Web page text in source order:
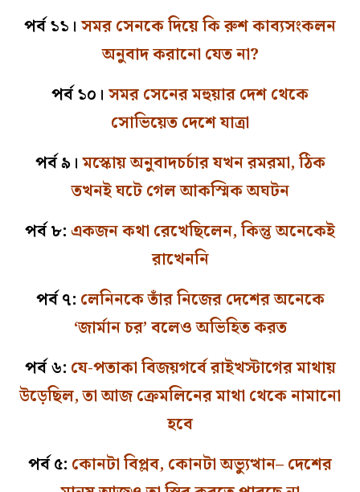
পর্ব ১১। সমর সেনকে দিয়ে কি রুশ কাব্যসংকলন
অনুবাদ করানো যেত না?
পর্ব ১০। সমর সেনের মহুয়ার দেশ থেকে
সোভিয়েত দেশে যাত্রা
পর্ব ৯।মস্কোয় অনুবাদচর্চার যখন রমরমা, ঠিক
তখনই ঘটে গেল আকস্মিক অঘটন
পর্ব ৮: একজন কথা রেখেছিলেন, কিন্তু অনেকেই
রাখেননি
পর্ব ৭: লেনিনকে তাঁর নিজের দেশের অনেকে
‘জার্মান চর’ বলেও অভিহিত করত
পর্ব ৬: যে-পতাকা বিজয়গর্বে রাইখস্টাগের মাথায়
উড়েছিল, তা আজ ক্রেমলিনের মাথা থেকে নামানো
হবে
পর্ব ৫: কোনটা বিপ্লব, কোনটা অভ্যুত্থান– দেশের